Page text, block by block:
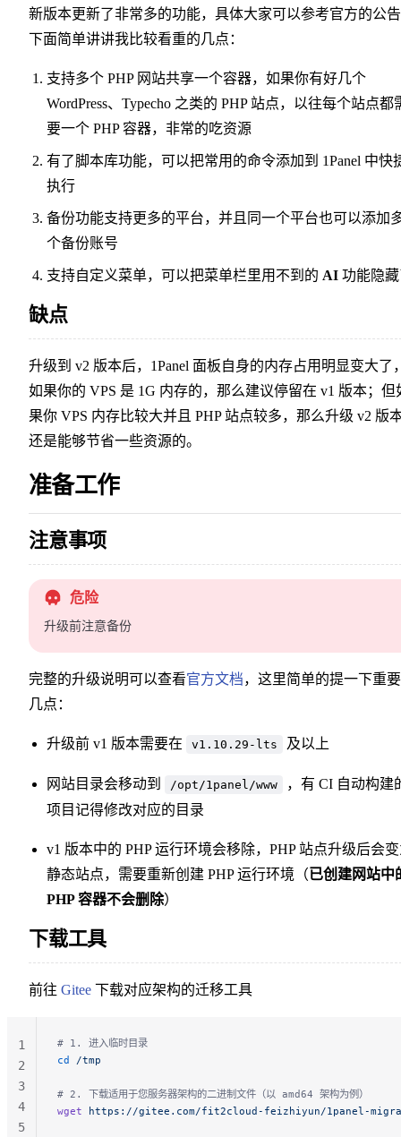
新版本更新了非常多的功能，具体大家可以参考官方的公
下面简单讲讲我比较看重的几点：
支持多个 PHP 网站共享一个容器，如果你有好几个
WordPress、Typecho 之类的 PHP 站点，以往每个站点都
要一个 PHP 容器，非常的吃资源
有了脚本库功能，可以把常用的命令添加到 1Panel 中快
执行
备份功能支持更多的平台，并且同一个平台也可以添加
个备份账号
支持自定义菜单，可以把菜单栏里用不到的 AI 功能隐
缺点
升级到 v2 版本后，1Panel 面板自身的内存占用明显变大了
如果你的 VPS 是 1G 内存的，那么建议停留在 v1 版本；但
果你 VPS 内存比较大并且 PHP 站点较多，那么升级 v2 版
还是能够节省一些资源的。
准备工作
注意事项
危险
升级前注意备份
完整的升级说明可以查看官方文档，这里简单的提一下重
几点：
升级前 v1 版本需要在 v1.10.29-lts 及以上
网站目录会移动到 /opt/1panel/www
，有 CI 自动构建
项目记得修改对应的目录
v1 版本中的 PHP 运行环境会移除，PHP 站点升级后会
静态站点，需要重新创建 PHP 运行环境（已创建网站中
PHP 容器不会删除）
下载工具
前往 Gitee 下载对应架构的迁移工具
# 1. 进入临时目录
cd /tmp
# 2. 下载适用于您服务器架构的二进制文件（以 amd64 架构为例）
wget https://gitee.com/fit2cloud-feizhiyun/1panel-
1
2
3
4
5